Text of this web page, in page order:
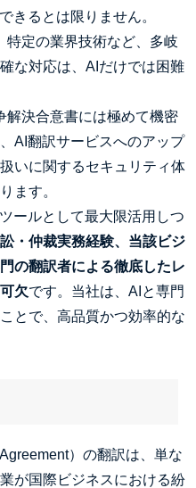
きるとは限りません。
特定の業界技術など、多岐
な対応は、AIだけでは困難
解決合意書には極めて機密
AI翻訳サービスへのアップ
いに関するセキュリティ体
ます。
ールとして最大限活用しつ
・仲裁実務経験、当該ビジ
の翻訳者による徹底したレ
欠です。当社は、AIと専門
とで、高品質かつ効率的な
）の翻訳は、単な
が国際ビジネスにおける紛